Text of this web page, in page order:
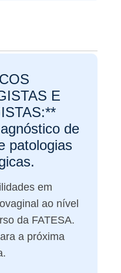
E
de
patologias
em
ao nível
da FATESA.
a próxima